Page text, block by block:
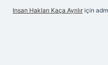
Insan Hakları Kaça Ayrılır için